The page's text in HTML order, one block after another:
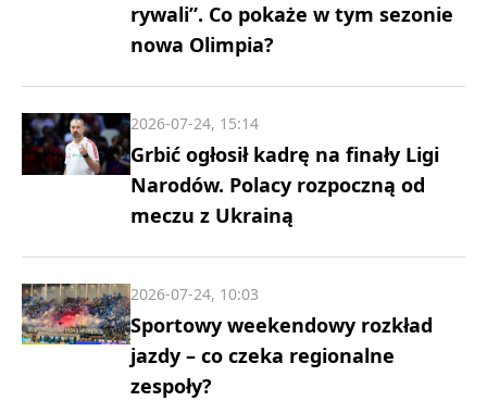
rywali”. Co pokaże w tym sezonie
nowa Olimpia?
Grbić ogłosił kadrę na finały Ligi
Narodów. Polacy rozpoczną od
meczu z Ukrainą
2026-07-24, 15:14
Sportowy weekendowy rozkład
jazdy – co czeka regionalne
zespoły?
2026-07-24, 10:03